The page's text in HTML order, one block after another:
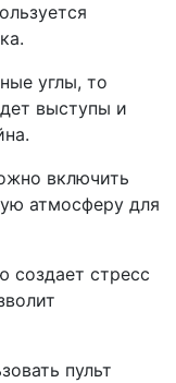
углы, то
выступы и
включить
атмосферу для
создает стресс
пульт